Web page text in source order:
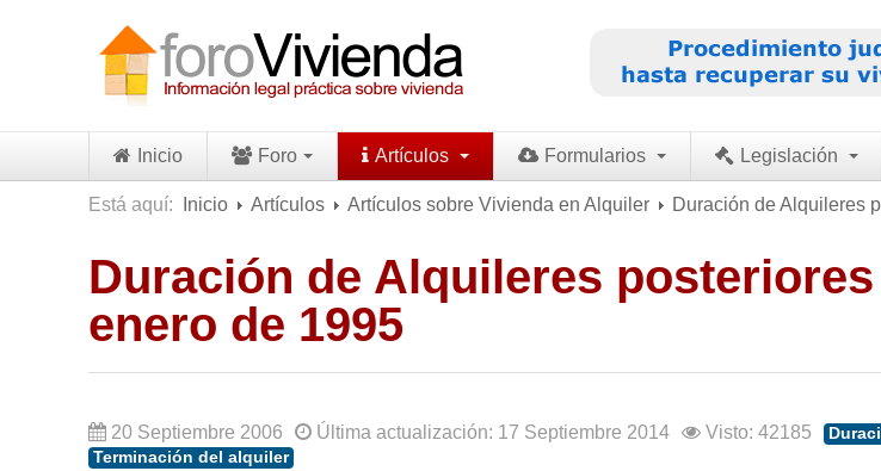
Inicio Foro Artículos Formularios Legislación
Está aquí: Inicio Artículos Artículos sobre Vivienda en Alquiler Duración de Alquileres
Duración de Alquileres posteriores
enero de 1995
20 Septiembre 2006 Última actualización: 17 Septiembre 2014 Visto: 42185
Terminación del alquiler